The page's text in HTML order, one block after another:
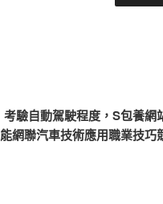
考驗自動駕駛程度，S包養網
能網聯汽車技術應用職業技巧